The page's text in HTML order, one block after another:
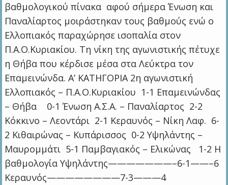
βαθμολογικού πίνακα αφού σήμερα Ένωση και
Παναλίαρτος μοιράστηκαν τους βαθμούς ενώ ο
Ελλοπιακός παραχώρησε ισοπαλία στον
Π.Α.Ο.Κυριακίου. Τη νίκη της αγωνιστικής πέτυχε
η Θήβα που κέρδισε μέσα στα Λεύκτρα τον
Επαμεινώνδα. Α’ ΚΑΤΗΓΟΡΙΑ 2η αγωνιστική
Ελλοπιακός – Π.Α.Ο.Κυριακίου 1-1 Επαμεινώνδας
– Θήβα 0-1 Ένωση Α.Σ.Α. – Παναλίαρτος 2-2
Κόκκινο – Λεοντάρι 2-1 Κεραυνός – Νίκη Λαφ. 6-
2 Κιθαιρώνας – Κυπάρισσος 0-2 Υψηλάντης –
Μαυρομμάτι 5-1 Παμβαγιακός – Ελικώνας 1-2 Η
βαθμολογία Υψηλάντης———————–6-1——–6
Κεραυνός————————7-3———4